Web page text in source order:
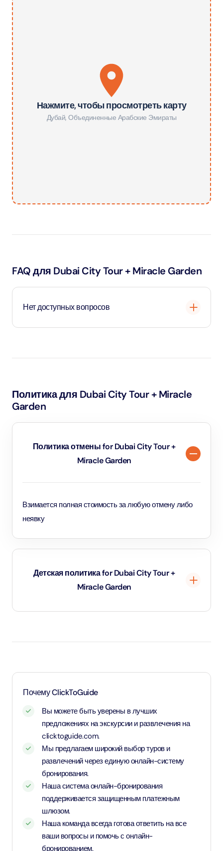
Нажмите, чтобы просмотреть карту
Дубай, Объединенные Арабские Эмираты
FAQ для Dubai City Tour + Miracle Garden
Нет доступных вопросов
Политика для Dubai City Tour + Miracle
Garden
Политика отмены for Dubai City Tour +
Miracle Garden
Взимается полная стоимость за любую отмену либо
неявку
Детская политика for Dubai City Tour +
Miracle Garden
подтверждающий возраст).
Почему ClickToGuide
Вы можете быть уверены в лучших
предложениях на экскурсии и развлечения на
clicktoguide.com.
Мы предлагаем широкий выбор туров и
развлечений через единую онлайн-систему
бронирования.
Наша система онлайн-бронирования
поддерживается защищенным платежным
шлюзом.
Наша команда всегда готова ответить на все
ваши вопросы и помочь с онлайн-
бронированием.